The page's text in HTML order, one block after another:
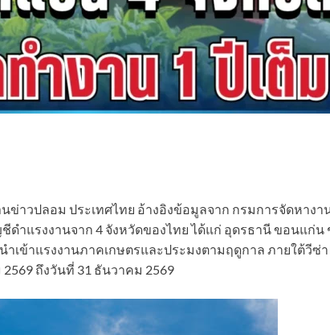
ข่าวปลอม ประเทศไทย อ้างอิงข้อมูลจาก กรมการจัดหางา
ดำแรงงานจาก 4 จังหวัดของไทย ได้แก่ อุดรธานี ขอนแก่น
เข้าแรงงานภาคเกษตรและประมงตามฤดูกาล ภายใต้วีซ่า
ถึงวันที่ 31 ธันวาคม 2569